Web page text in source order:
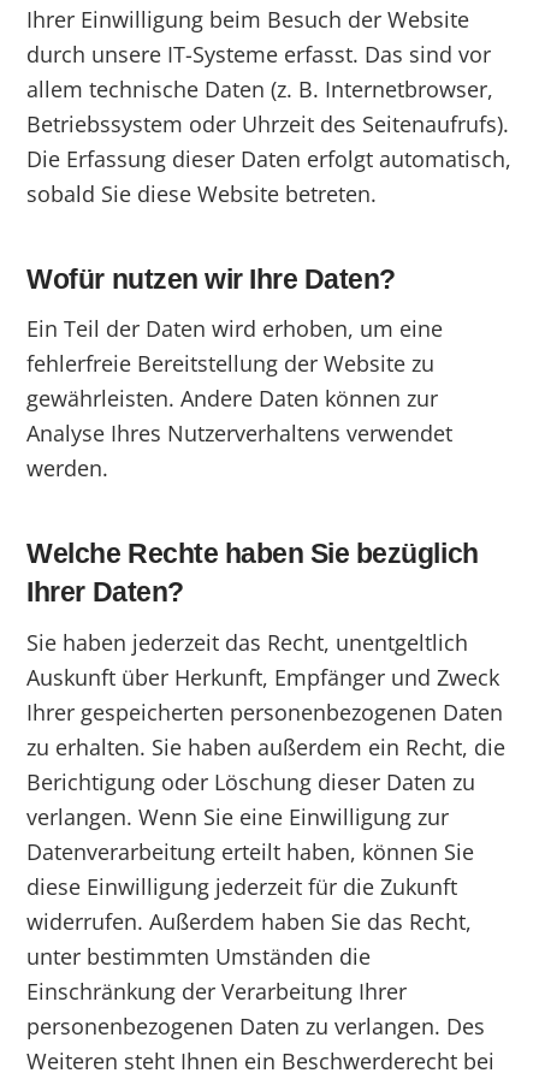
Ihrer Einwilligung beim Besuch der Website
durch unsere IT-Systeme erfasst. Das sind vor
allem technische Daten (z. B. Internetbrowser,
Betriebssystem oder Uhrzeit des Seitenaufrufs).
Die Erfassung dieser Daten erfolgt automatisch,
sobald Sie diese Website betreten.
Wofür nutzen wir Ihre Daten?
Ein Teil der Daten wird erhoben, um eine
fehlerfreie Bereitstellung der Website zu
gewährleisten. Andere Daten können zur
Analyse Ihres Nutzerverhaltens verwendet
werden.
Welche Rechte haben Sie bezüglich
Ihrer Daten?
Sie haben jederzeit das Recht, unentgeltlich
Auskunft über Herkunft, Empfänger und Zweck
Ihrer gespeicherten personenbezogenen Daten
zu erhalten. Sie haben außerdem ein Recht, die
Berichtigung oder Löschung dieser Daten zu
verlangen. Wenn Sie eine Einwilligung zur
Datenverarbeitung erteilt haben, können Sie
diese Einwilligung jederzeit für die Zukunft
widerrufen. Außerdem haben Sie das Recht,
unter bestimmten Umständen die
Einschränkung der Verarbeitung Ihrer
personenbezogenen Daten zu verlangen. Des
Weiteren steht Ihnen ein Beschwerderecht bei